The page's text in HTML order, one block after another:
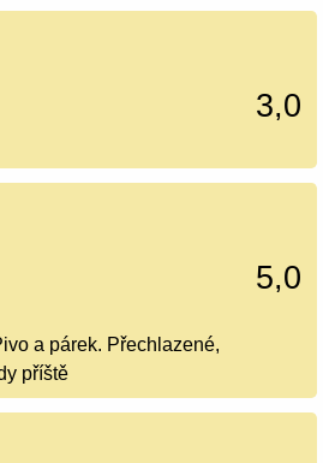
3,0
5,0
a párek. Přechlazené,
příště